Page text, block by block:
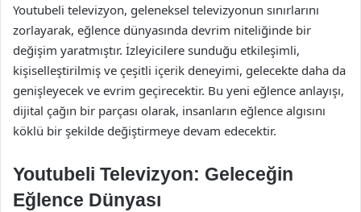
Youtubeli televizyon, geleneksel televizyonun sınırlarını
zorlayarak, eğlence dünyasında devrim niteliğinde bir
değişim yaratmıştır. İzleyicilere sunduğu etkileşimli,
kişiselleştirilmiş ve çeşitli içerik deneyimi, gelecekte daha da
genişleyecek ve evrim geçirecektir. Bu yeni eğlence anlayışı,
dijital çağın bir parçası olarak, insanların eğlence algısını
köklü bir şekilde değiştirmeye devam edecektir.
Youtubeli Televizyon: Geleceğin
Eğlence Dünyası